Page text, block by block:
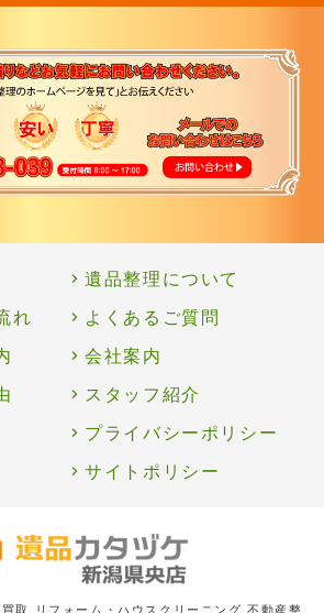
れ
遺品整理について
よくあるご質問
会社案内
スタッフ紹介
プライバシーポリシー
サイトポリシー
取 リフォーム・ハウスクリーニング 不動産整